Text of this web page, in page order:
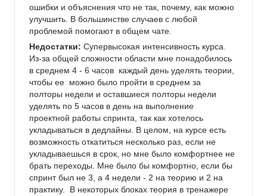
ошибки и объяснения что не так, почему, как можно
улучшить. В большинстве случаев с любой
проблемой помогают в общем чате.
Недостатки: Супервысокая интенсивность курса.
Из-за общей сложности области мне понадобилось
в среднем 4 - 6 часов  каждый день уделять теории,
чтобы ее  можно было пройти в среднем за
полторы недели и оставшиеся полторы недели
уделять по 5 часов в день на выполнение
проектной работы спринта, так как хотелось
укладываться в дедлайны. В целом, на курсе есть
возможность откатиться несколько раз, если не
укладываешься в срок, но мне было комфортнее не
брать переходы. Мне было бы комфортно, если бы
спринт был не 3, а 4 недели - 2 на теорию и 2 на
практику.  В некоторых блоках теория в тренажере